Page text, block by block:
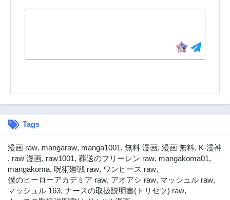
Tags
漫画 raw, mangaraw, manga1001, 無料 漫画, 漫画 無料, K-漫神
, raw 漫画, raw1001, 葬送のフリーレン raw, mangakoma01,
mangakoma, 呪術廻戦 raw, ワンピース raw,
僕のヒーローアカデミア raw, アオアシ raw, マッシュル raw,
マッシュル 163, ナースの取扱説明書(トリセツ) raw,